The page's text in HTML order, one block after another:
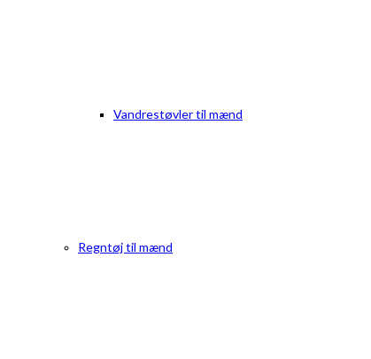
Vandrestøvler til mænd
Regntøj til mænd